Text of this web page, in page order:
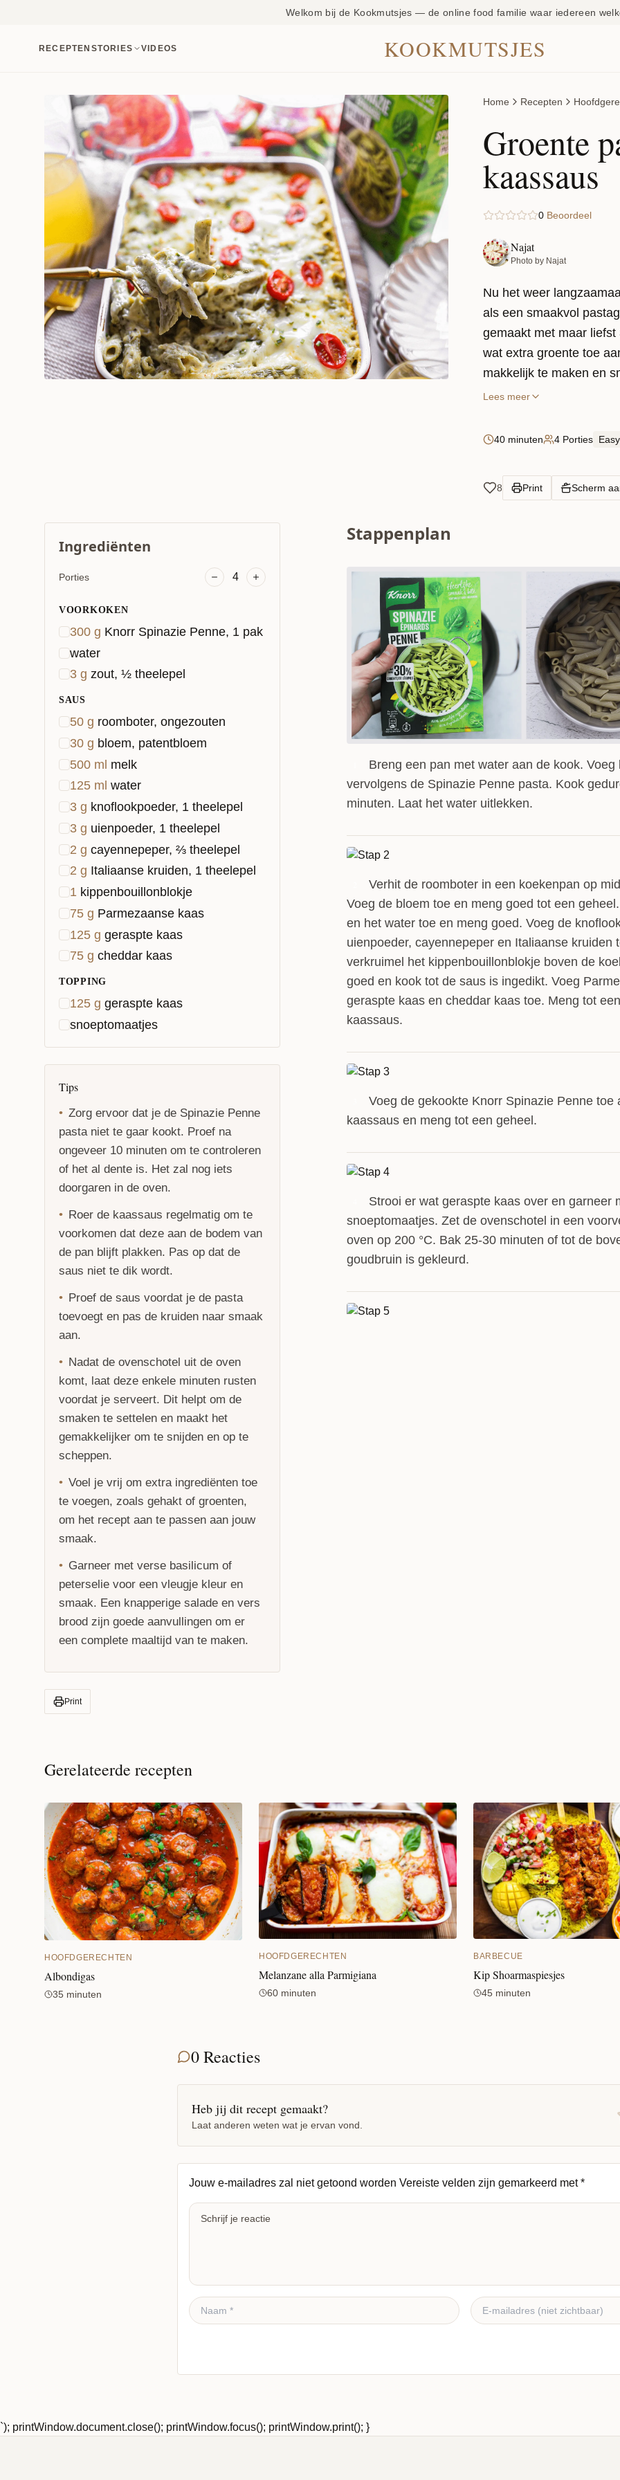
Welkom bij de Kookmutsjes — de online food familie waar iedereen
RECEPTEN STORIES VIDEOS KOOKMUTSJES
Home Recepten
Groente
kaassaus
0 Beoordeel
Najat
Photo by Najat
Nu het weer
als een smaakvol
gemaakt met maar
wat extra groente toe
makkelijk te maken en
toevoegt wordt het
Lees meer
40 minuten 4 Porties Easy
8 Print Scherm
Ingrediënten
Porties 4
VOORKOKEN
300 g Knorr Spinazie Penne, 1 pak
water
3 g zout, ½ theelepel
SAUS
50 g roomboter, ongezouten
30 g bloem, patentbloem
500 ml melk
125 ml water
3 g knoflookpoeder, 1 theelepel
3 g uienpoeder, 1 theelepel
2 g cayennepeper, ⅔ theelepel
2 g Italiaanse kruiden, 1 theelepel
1 kippenbouillonblokje
75 g Parmezaanse kaas
125 g geraspte kaas
75 g cheddar kaas
TOPPING
125 g geraspte kaas
snoeptomaatjes
Tips
Zorg ervoor dat je de Spinazie Penne
pasta niet te gaar kookt. Proef na
ongeveer 10 minuten om te controleren
of het al dente is. Het zal nog iets
doorgaren in de oven.
Roer de kaassaus regelmatig om te
voorkomen dat deze aan de bodem van
de pan blijft plakken. Pas op dat de
saus niet te dik wordt.
Proef de saus voordat je de pasta
toevoegt en pas de kruiden naar smaak
aan.
Nadat de ovenschotel uit de oven
komt, laat deze enkele minuten rusten
voordat je serveert. Dit helpt om de
smaken te settelen en maakt het
gemakkelijker om te snijden en op te
scheppen.
Voel je vrij om extra ingrediënten toe
te voegen, zoals gehakt of groenten,
om het recept aan te passen aan jouw
smaak.
Garneer met verse basilicum of
peterselie voor een vleugje kleur en
smaak. Een knapperige salade en vers
brood zijn goede aanvullingen om er
een complete maaltijd van te maken.
Print
Stappenplan
Breng een pan met water aan de kook. Voeg
vervolgens de Spinazie Penne pasta. Kook
minuten. Laat het water uitlekken.
Verhit de roomboter in een koekenpan op
Voeg de bloem toe en meng goed tot een
en het water toe en meng goed. Voeg de
uienpoeder, cayennepeper en Italiaanse kruiden
verkruimel het kippenbouillonblokje boven de
goed en kook tot de saus is ingedikt. Voeg
geraspte kaas en cheddar kaas toe. Meng tot
kaassaus.
Voeg de gekookte Knorr Spinazie Penne toe
kaassaus en meng tot een geheel.
Strooi er wat geraspte kaas over en garneer
snoeptomaatjes. Zet de ovenschotel in een
oven op 200 °C. Bak 25-30 minuten of tot de
goudbruin is gekleurd.
Gerelateerde recepten
HOOFDGERECHTEN
Albondigas
35 minuten
HOOFDGERECHTEN
Melanzane alla Parmigiana
60 minuten
BARBECUE
Kip Shoarmaspiesjes
45 minuten
0 Reacties
Heb jij dit recept gemaakt?
Laat anderen weten wat je ervan vond.
Jouw e-mailadres zal niet getoond worden Vereiste velden zijn gemarkeerd met*
`); printWindow.document.close(); printWindow.focus(); printWindow.print(); }